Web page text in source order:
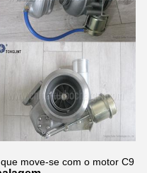
move-se com o motor C9